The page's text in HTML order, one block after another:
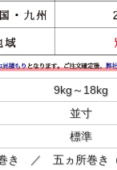
9kg～18kg
並寸
標準
き ／ 五ヵ所巻き（